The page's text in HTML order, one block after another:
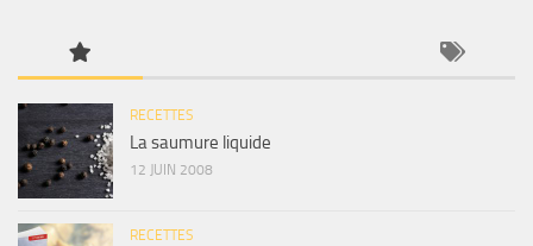
RECETTES
La saumure liquide
12 JUIN 2008
RECETTES